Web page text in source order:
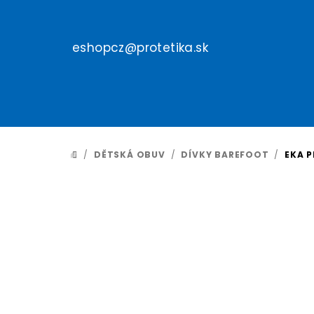
eshopcz@protetika.sk
DOMŮ
/ DĚTSKÁ OBUV / DÍVKY BAREFOOT / EKA